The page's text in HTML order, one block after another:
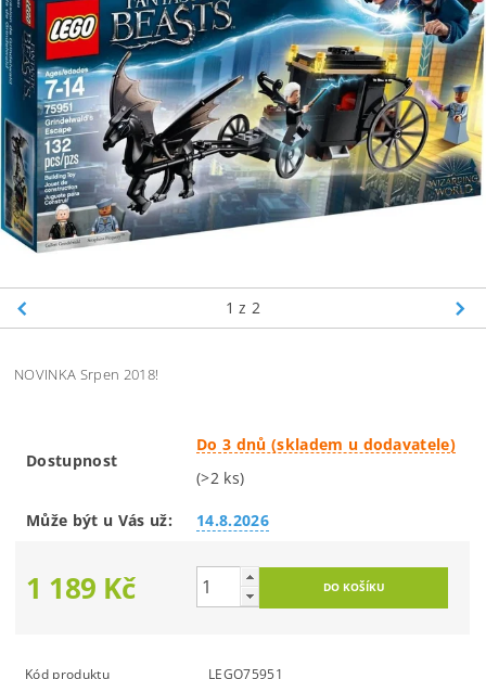
1 z 2
NOVINKA Srpen 2018!
Dostupnost
Do 3 dnů (skladem u dodavatele)
(>2 ks)
Může být u Vás už: 14.8.2026
1 189 Kč
Kód produktu LEGO75951